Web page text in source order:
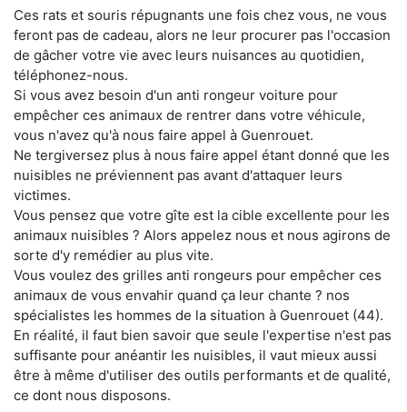
Ces rats et souris répugnants une fois chez vous, ne vous
feront pas de cadeau, alors ne leur procurer pas l'occasion
de gâcher votre vie avec leurs nuisances au quotidien,
téléphonez-nous.
Si vous avez besoin d'un anti rongeur voiture pour
empêcher ces animaux de rentrer dans votre véhicule,
vous n'avez qu'à nous faire appel à Guenrouet.
Ne tergiversez plus à nous faire appel étant donné que les
nuisibles ne préviennent pas avant d'attaquer leurs
victimes.
Vous pensez que votre gîte est la cible excellente pour les
animaux nuisibles ? Alors appelez nous et nous agirons de
sorte d'y remédier au plus vite.
Vous voulez des grilles anti rongeurs pour empêcher ces
animaux de vous envahir quand ça leur chante ? nos
spécialistes les hommes de la situation à Guenrouet (44).
En réalité, il faut bien savoir que seule l'expertise n'est pas
suffisante pour anéantir les nuisibles, il vaut mieux aussi
être à même d'utiliser des outils performants et de qualité,
ce dont nous disposons.